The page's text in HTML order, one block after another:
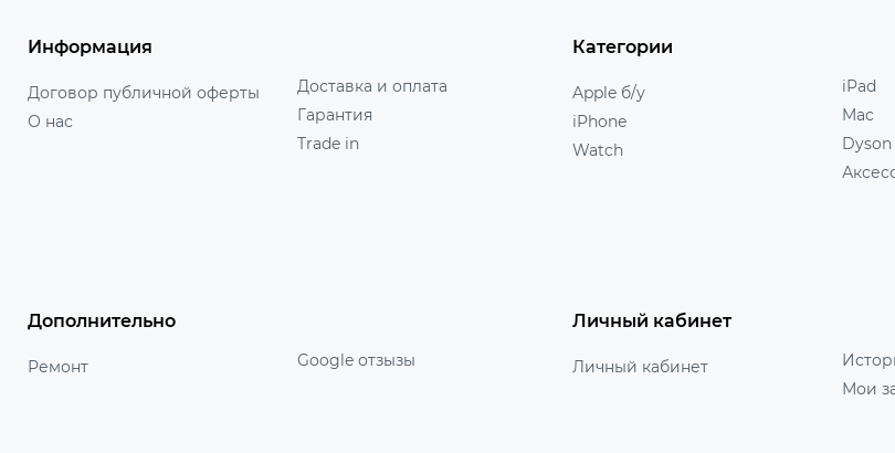
Информация
Договор публичной оферты
О нас
Доставка и оплата
Гарантия
Trade in
Категории
Apple б/у
iPhone
Watch
iPad
Mac
Dyson
Дополнительно
Ремонт Google отзызы
Личный кабинет
Личный кабинет
Мои